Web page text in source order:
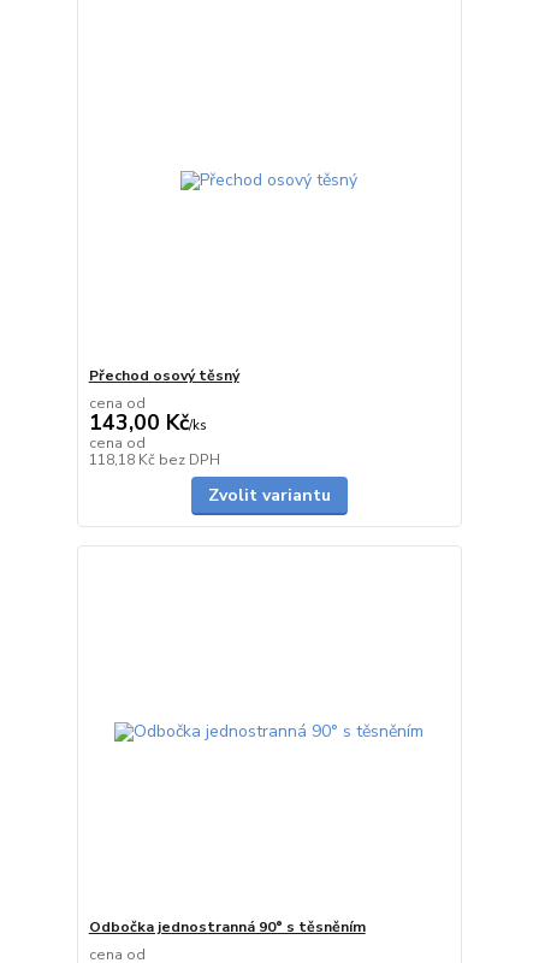
Přechod osový těsný
cena od
143,00 Kč/ks
cena od
118,18 Kč bez DPH
Zvolit variantu
Odbočka jednostranná 90° s těsněním
cena od